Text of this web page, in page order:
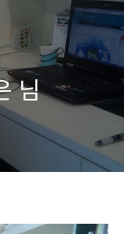
님